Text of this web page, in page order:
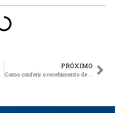
combustível
PRÓXIMO
Como conferir o recebimento de diesel corretamente e evitar pagar por litros que não entraram no tanque